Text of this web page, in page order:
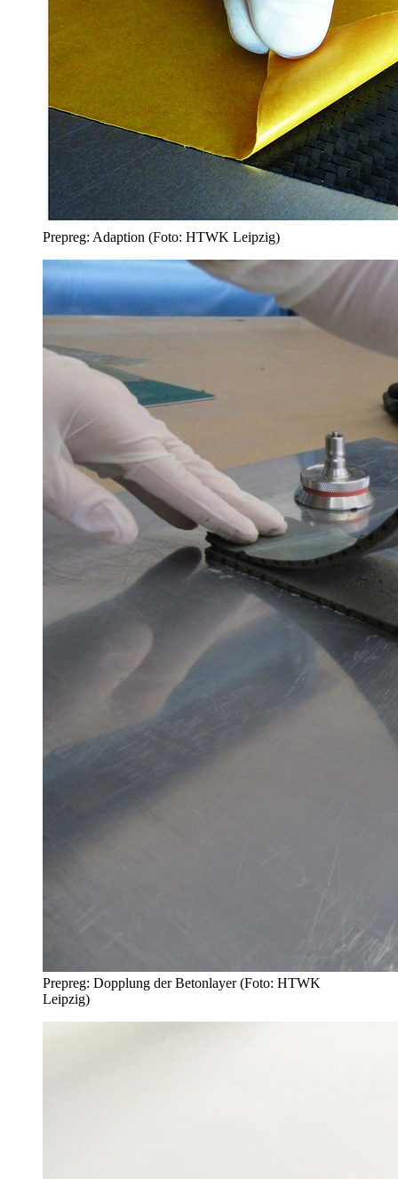
Prepreg: Adaption (Foto: HTWK Leipzig)
Prepreg: Dopplung der Betonlayer (Foto: HTWK
Leipzig)